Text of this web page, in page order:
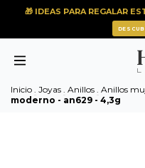
🎁 IDEAS PARA REGALAR
Inicio Joyas Anillos Anillos
moderno - an629 - 4,3g